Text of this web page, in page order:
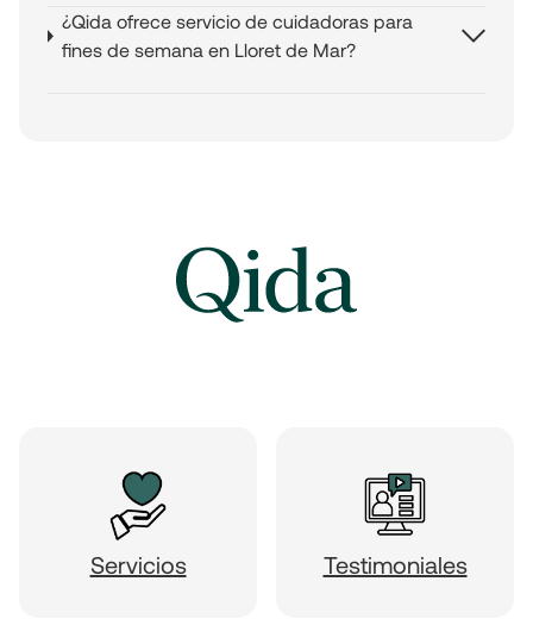
¿Qida ofrece servicio de cuidadoras para
fines de semana en Lloret de Mar?
Servicios Testimoniales